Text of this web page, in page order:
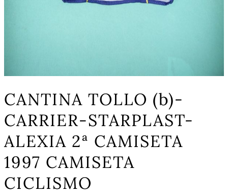
CANTINA TOLLO (b)-
CARRIER-STARPLAST-
ALEXIA 2ª CAMISETA
1997 CAMISETA
CICLISMO